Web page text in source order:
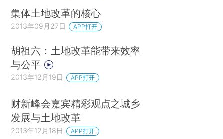
集体土地改革的核心
2013年09月27日 APP打开
胡祖六：土地改革能带来效率
与公平
2013年12月19日 APP打开
财新峰会嘉宾精彩观点之城乡
发展与土地改革
2013年12月18日 APP打开